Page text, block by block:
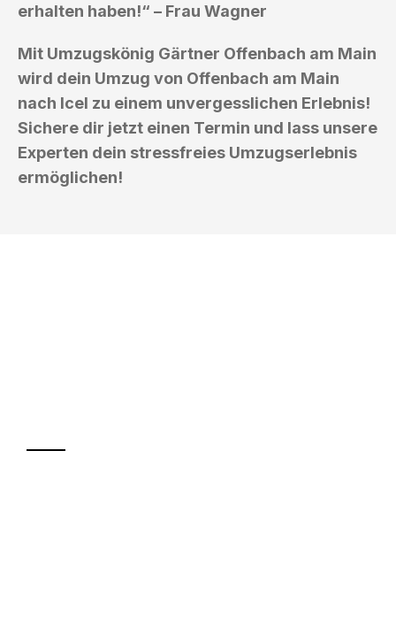
erhalten haben!“ – Frau Wagner
Mit Umzugskönig Gärtner Offenbach am Main
wird dein Umzug von Offenbach am Main
nach Icel zu einem unvergesslichen Erlebnis!
Sichere dir jetzt einen Termin und lass unsere
Experten dein stressfreies Umzugserlebnis
ermöglichen!